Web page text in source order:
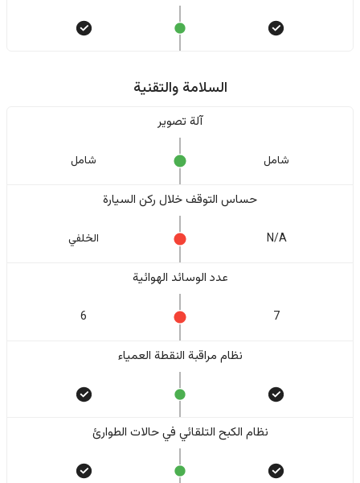
السلامة والتقنية
آلة تصوير
شامل شامل
حساس التوقف خلال ركن السيارة
N/A الخلفي
عدد الوسائد الهوائية
7
6
نظام مراقبة النقطة العمياء
نظام الكبح التلقائي في حالات الطوارئ